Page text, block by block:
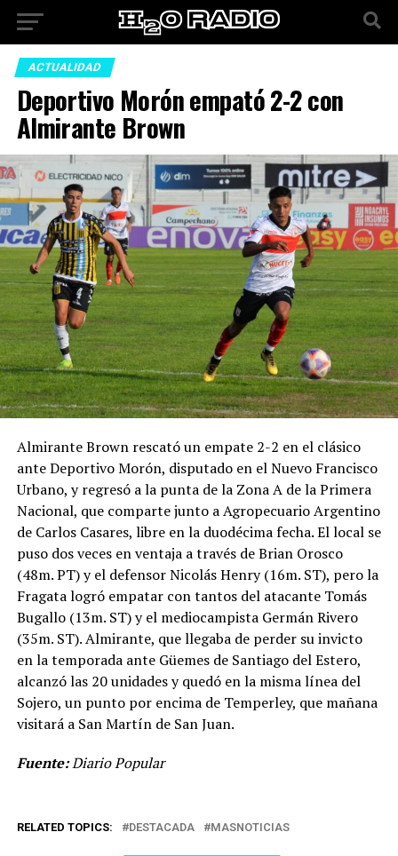
ACTUALIDAD
Deportivo Morón empató 2-2 con
Almirante Brown
Almirante Brown rescató un empate 2-2 en el clásico
ante Deportivo Morón, disputado en el Nuevo Francisco
Urbano, y regresó a la punta de la Zona A de la Primera
Nacional, que comparte junto a Agropecuario Argentino
de Carlos Casares, libre en la duodécima fecha. El local se
puso dos veces en ventaja a través de Brian Orosco
(48m. PT) y el defensor Nicolás Henry (16m. ST), pero la
Fragata logró empatar con tantos del atacante Tomás
Bugallo (13m. ST) y el mediocampista Germán Rivero
(35m. ST). Almirante, que llegaba de perder su invicto
en la temporada ante Güemes de Santiago del Estero,
alcanzó las 20 unidades y quedó en la misma línea del
Sojero, un punto por encima de Temperley, que mañana
visitará a San Martín de San Juan.
Fuente:Diario Popular
RELATED TOPICS: DESTACADA MASNOTICIAS